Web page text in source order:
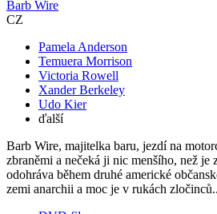
Barb Wire
CZ
Pamela Anderson
Temuera Morrison
Victoria Rowell
Xander Berkeley
Udo Kier
ďalší
Barb Wire, majitelka baru, jezdí na
zbraněmi a nečeká ji nic menšího, než je
odohráva během druhé americké
zemi anarchii a moc je v rukách zločinců..